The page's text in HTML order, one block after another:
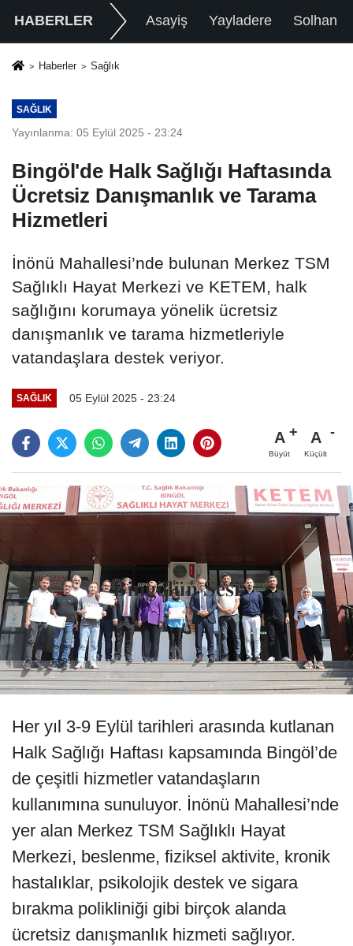
HABERLER Asayiş Yayladere Solhan
Haberler Sağlık
SAĞLIK
Yayınlanma: 05 Eylül 2025 - 23:24
Bingöl'de Halk Sağlığı Haftasında
Ücretsiz Danışmanlık ve Tarama
Hizmetleri
İnönü Mahallesi’nde bulunan Merkez TSM
Sağlıklı Hayat Merkezi ve KETEM, halk
sağlığını korumaya yönelik ücretsiz
danışmanlık ve tarama hizmetleriyle
vatandaşlara destek veriyor.
SAĞLIK 05 Eylül 2025 - 23:24
A
Büyüt
A
Küçült
Her yıl 3-9 Eylül tarihleri arasında kutlanan
Halk Sağlığı Haftası kapsamında Bingöl’de
de çeşitli hizmetler vatandaşların
kullanımına sunuluyor. İnönü Mahallesi’nde
yer alan Merkez TSM Sağlıklı Hayat
Merkezi, beslenme, fiziksel aktivite, kronik
hastalıklar, psikolojik destek ve sigara
bırakma polikliniği gibi birçok alanda
ücretsiz danışmanlık hizmeti sağlıyor.